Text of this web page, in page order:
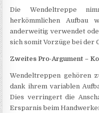
Die Wendeltreppe
herkömmlichen Aufbau
anderweitig verwendet
sich somit Vorzüge bei der
Zweites Pro-Argument –
Wendeltreppen gehören
dank ihrem variablen
Dies verringert die
Ersparnis beim